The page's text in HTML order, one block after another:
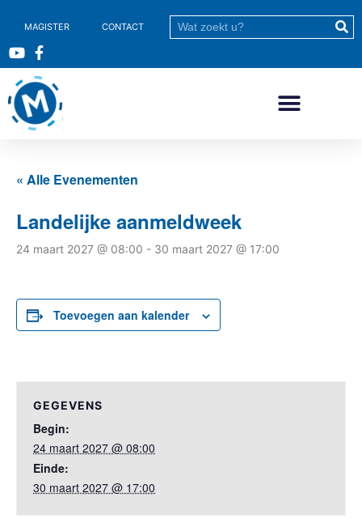
MAGISTER CONTACT
« Alle Evenementen
Landelijke aanmeldweek
24 maart 2027 @ 08:00 - 30 maart 2027 @ 17:00
Toevoegen aan kalender
GEGEVENS
Begin:
24 maart 2027 @ 08:00
Einde:
30 maart 2027 @ 17:00